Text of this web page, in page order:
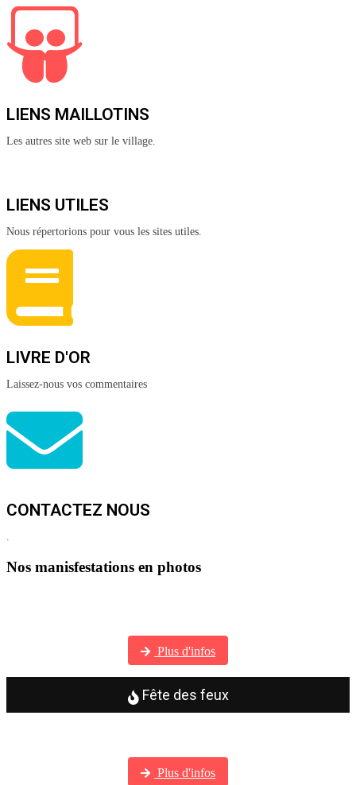
LIENS MAILLOTINS
Les autres site web sur le village.
LIENS UTILES
Nous répertorions pour vous les sites utiles.
LIVRE D'OR
Laissez-nous vos commentaires
CONTACTEZ NOUS
.
Nos manisfestations en photos
Plus d'infos
Fête des feux
Plus d'infos